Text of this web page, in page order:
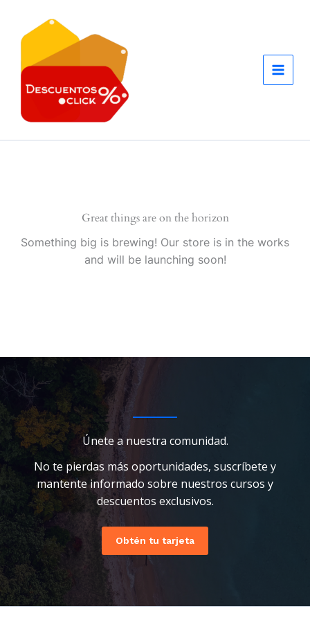
contenido
Great things are on the horizon
Something big is brewing! Our store is in the works
and will be launching soon!
Únete a nuestra comunidad.
No te pierdas más oportunidades, suscríbete y
mantente informado sobre nuestros cursos y
descuentos exclusivos.
Obtén tu tarjeta